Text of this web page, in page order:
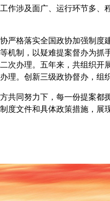
涉及面广、运行环节多、程
格落实全国政协加强制度建
机制，以疑难提案督办为抓
次办理。五年来，共组织开
理。创新三级政协督办，组
同努力下，每一份提案都掷
度文件和具体政策措施，展